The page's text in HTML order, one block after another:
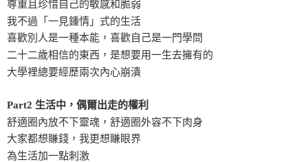
尊重且珍惜自己的敏感和脆弱
我不過「一見鍾情」式的生活
喜歡別人是一種本能，喜歡自己是一門學問
二十二歲相信的東西，是想要用一生去擁有的
大學裡總要經歷兩次內心崩潰
Part2 生活中，偶爾出走的權利
舒適圈內放不下靈魂，舒適圈外容不下肉身
大家都想賺錢，我更想賺眼界
為生活加一點刺激